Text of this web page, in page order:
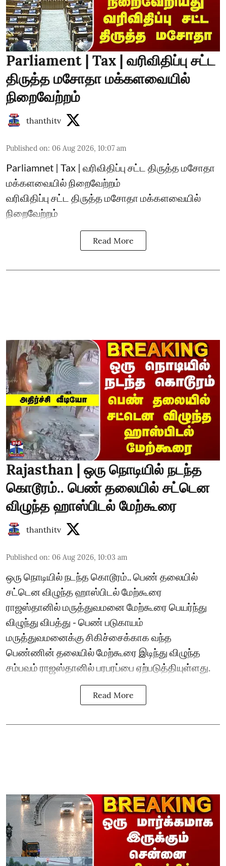
Parliament | Tax | வரிவிதிப்பு சட்ட
திருத்த மசோதா மக்களவையில்
நிறைவேற்றம்
thanthitv
Published on: 06 Aug 2026, 10:07 am
Parliamnet | Tax | வரிவிதிப்பு சட்ட திருத்த மசோதா
மக்களவையில் நிறைவேற்றம்
வரிவிதிப்பு சட்ட திருத்த மசோதா மக்களவையில்
நிறைவேற்றம்
Read More
Rajasthan | ஒரு நொடியில் நடந்த
கொடூரம்.. பெண் தலையில் சட்டென
விழுந்த ஹாஸ்பிடல் மேற்கூரை
thanthitv
Published on: 06 Aug 2026, 10:03 am
ஒரு நொடியில் நடந்த கொடூரம்.. பெண் தலையில்
சட்டென விழுந்த ஹாஸ்பிடல் மேற்கூரை
ராஜஸ்தானில் மருத்துவமனை மேற்கூரை பெயர்ந்து
விழுந்து விபத்து - பெண் படுகாயம்
மருத்துவமனைக்கு சிகிச்சைக்காக வந்த
பெண்ணின் தலையில் மேற்கூரை இடிந்து விழுந்த
சம்பவம் ராஜஸ்தானில் பரபரப்பை ஏற்படுத்தியுள்ளது.
Read More